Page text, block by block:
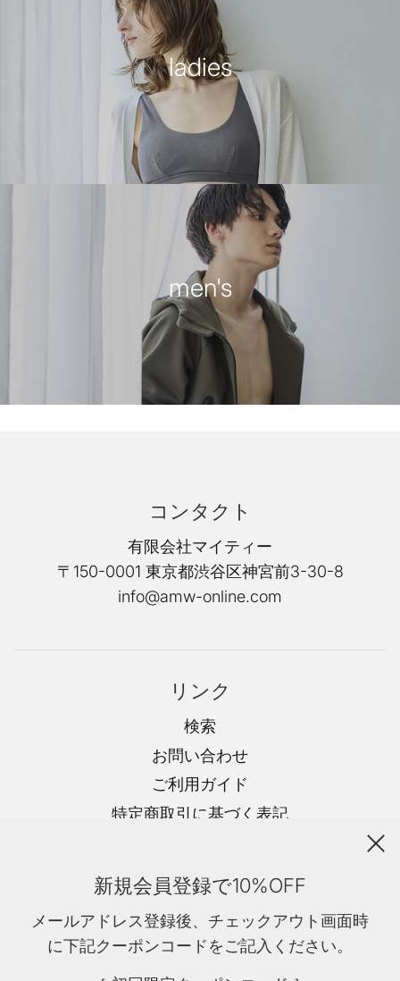
ladies
men's
コンタクト
有限会社マイティー
〒150-0001 東京都渋谷区神宮前3-30-8
info@amw-online.com
リンク
検索
お問い合わせ
ご利用ガイド
特定商取引に基づく表記
返金ポリシー
利用規約
新規会員登録で10%OFF
メールアドレス登録後、チェックアウト画面時
に下記クーポンコードをご記入ください。